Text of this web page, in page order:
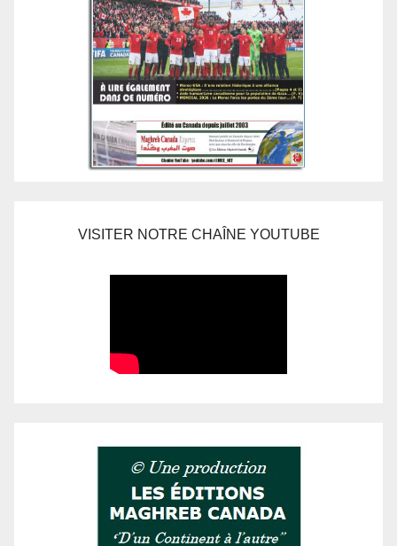
VISITER NOTRE CHAÎNE YOUTUBE